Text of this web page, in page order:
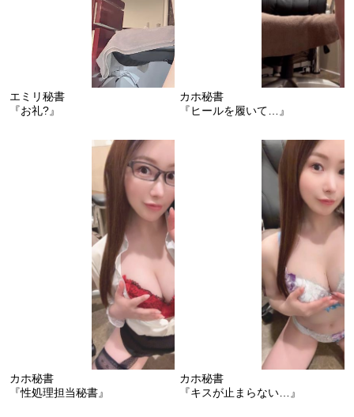
エミリ秘書
『お礼?』
カホ秘書
『ヒールを履いて…』
カホ秘書
『性処理担当秘書』
カホ秘書
『キスが止まらない…』